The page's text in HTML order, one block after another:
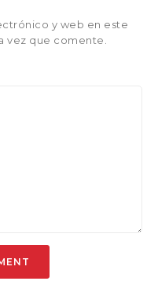
y web en este
vez que comente.